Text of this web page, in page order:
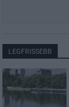
LEGFRISSEBB